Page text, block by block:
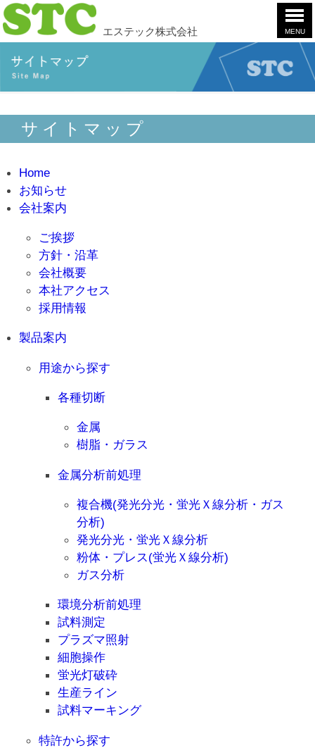
MENU
ー
案
内
会
社
内
問
合
せ
採
用
報
エステック株式会社
サイトマップ
Home
お知らせ
会社案内
ご挨拶
方針・沿革
会社概要
本社アクセス
採用情報
製品案内
用途から探す
各種切断
金属
樹脂・ガラス
金属分析前処理
複合機(発光分光・蛍光Ｘ線分析・ガス
分析)
発光分光・蛍光Ｘ線分析
粉体・プレス(蛍光Ｘ線分析)
ガス分析
環境分析前処理
試料測定
プラズマ照射
細胞操作
蛍光灯破砕
生産ライン
試料マーキング
特許から探す